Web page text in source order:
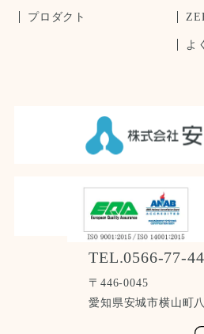
TEL.0566-77-
〒446-0045
愛知県安城市横山町
プロダクト
よ